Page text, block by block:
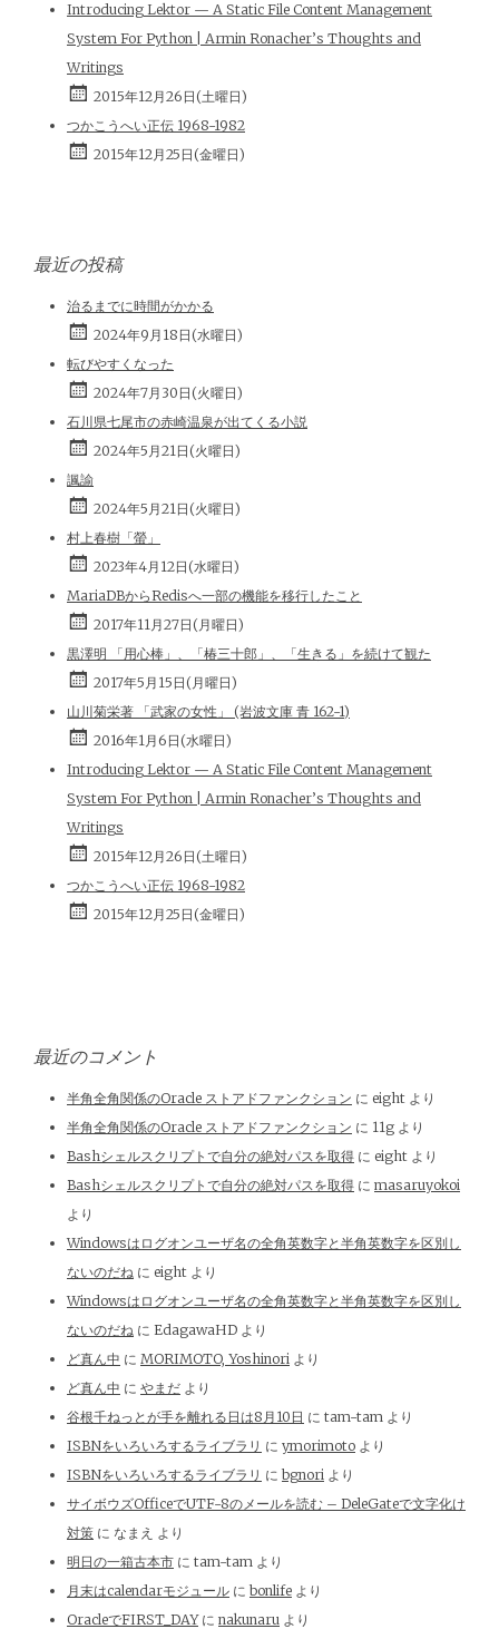
Introducing Lektor — A Static File Content Management
System For Python | Armin Ronacher’s Thoughts and
Writings
2015年12月26日(土曜日)
つかこうへい正伝 1968-1982
2015年12月25日(金曜日)
最近の投稿
治るまでに時間がかかる
2024年9月18日(水曜日)
転びやすくなった
2024年7月30日(火曜日)
石川県七尾市の赤崎温泉が出てくる小説
2024年5月21日(火曜日)
諷諭
2024年5月21日(火曜日)
村上春樹「螢」
2023年4月12日(水曜日)
MariaDBからRedisへ一部の機能を移行したこと
2017年11月27日(月曜日)
黒澤明 「用心棒」、「椿三十郎」、「生きる」を続けて観た
2017年5月15日(月曜日)
山川菊栄著 「武家の女性」 (岩波文庫 青 162-1)
2016年1月6日(水曜日)
Introducing Lektor — A Static File Content Management
System For Python | Armin Ronacher’s Thoughts and
Writings
2015年12月26日(土曜日)
つかこうへい正伝 1968-1982
2015年12月25日(金曜日)
最近のコメント
半角全角関係のOracle ストアドファンクション に eight より
半角全角関係のOracle ストアドファンクション に 11g より
Bashシェルスクリプトで自分の絶対パスを取得 に eight より
Bashシェルスクリプトで自分の絶対パスを取得 に masaruyokoi
より
Windowsはログオンユーザ名の全角英数字と半角英数字を区別し
ないのだね に eight より
Windowsはログオンユーザ名の全角英数字と半角英数字を区別し
ないのだね に EdagawaHD より
ど真ん中 に MORIMOTO, Yoshinori より
ど真ん中 に やまだ より
谷根千ねっとが手を離れる日は8月10日 に tam-tam より
ISBNをいろいろするライブラリ に ymorimoto より
ISBNをいろいろするライブラリ に bgnori より
サイボウズOfficeでUTF-8のメールを読む – DeleGateで文字化け
対策 に なまえ より
明日の一箱古本市 に tam-tam より
月末はcalendarモジュール に bonlife より
OracleでFIRST_DAYに nakunaru より